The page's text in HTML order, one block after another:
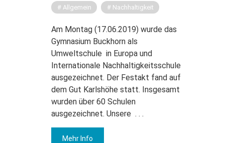
Allgemein Nachhaltigkeit
Am Montag (17.06.2019) wurde das
Gymnasium Buckhorn als
Umweltschule in Europa und
Internationale Nachhaltigkeitsschule
ausgezeichnet. Der Festakt fand auf
dem Gut Karlshöhe statt. Insgesamt
wurden über 60 Schulen
ausgezeichnet. Unsere . . .
Mehr Info